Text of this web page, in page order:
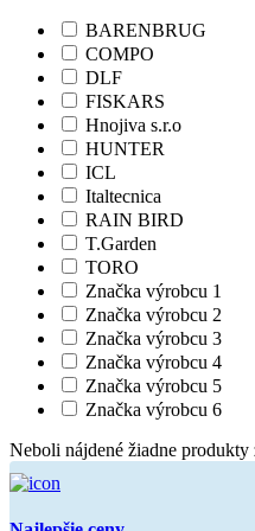
BARENBRUG
COMPO
DLF
FISKARS
Hnojiva s.r.o
HUNTER
ICL
Italtecnica
RAIN BIRD
T.Garden
TORO
Značka výrobcu 1
Značka výrobcu 2
Značka výrobcu 3
Značka výrobcu 4
Značka výrobcu 5
Značka výrobcu 6
Neboli nájdené žiadne